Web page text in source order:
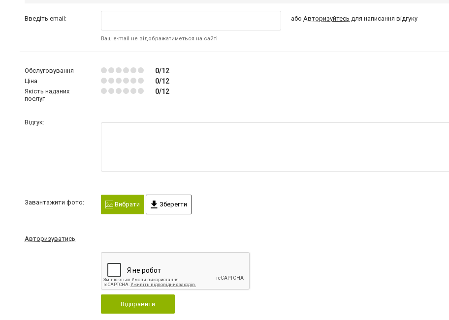
Введіть email:
Ваш e-mail не відображатиметься на сайті
або Авторизуйтесь для написання відгуку
Обслуговування 0/12
Ціна 0/12
Якість наданих
послуг
0/12
Відгук:
Завантажити фото: Вибрати Зберегти
Авторизуватись
Відправити